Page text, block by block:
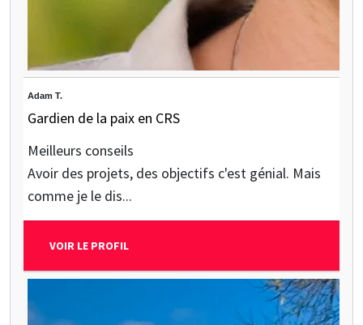
Adam T.
Gardien de la paix en CRS
Meilleurs conseils
Avoir des projets, des objectifs c'est génial. Mais
comme je le dis...
VOIR LE PROFIL